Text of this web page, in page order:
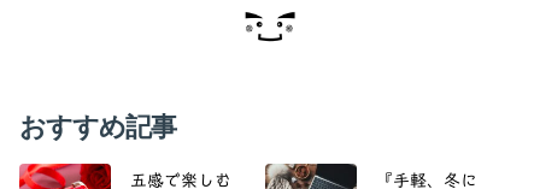
おすすめ記事
五感で楽しむ
『手軽、冬に